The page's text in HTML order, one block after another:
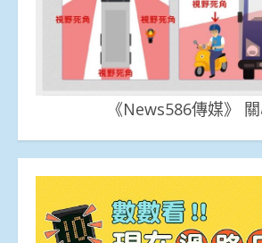
《News586傳媒》